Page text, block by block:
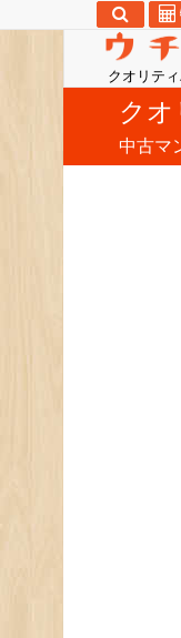
クオリテ
ク
中古マ